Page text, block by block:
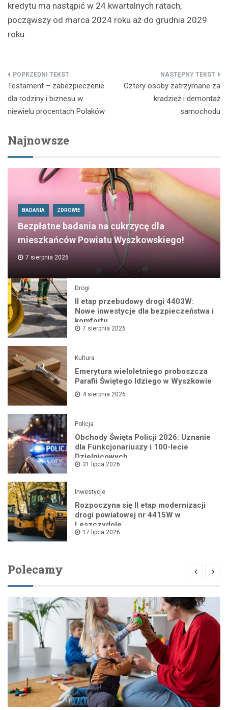
kredytu ma nastąpić w 24 kwartalnych ratach,
począwszy od marca 2024 roku aż do grudnia 2029
roku.
Nawigacja
wpisu
Testament – zabezpieczenie
dla rodziny i biznesu w
niewielu procentach Polaków
Cztery osoby zatrzymane za
kradzież i demontaż
samochodu
Najnowsze
BADANIA ZDROWIE
Bezpłatne badania na cukrzycę dla
mieszkańców Powiatu Wyszkowskiego!
7 sierpnia 2026
Drogi
II etap przebudowy drogi 4403W:
Nowe inwestycje dla bezpieczeństwa i
komfortu
7 sierpnia 2026
Kultura
Emerytura wieloletniego proboszcza
Parafii Świętego Idziego w Wyszkowie
4 sierpnia 2026
Policja
Obchody Święta Policji 2026: Uznanie
dla Funkcjonariuszy i 100-lecie
Dzielnicowych
31 lipca 2026
Inwestycje
Rozpoczyna się II etap modernizacji
drogi powiatowej nr 4415W w
Leszczydole
17 lipca 2026
Polecamy